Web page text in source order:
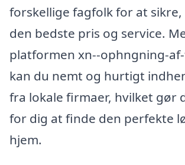
forskellige fagfolk for at
den bedste pris og service.
platformen xn--ophngning-
kan du nemt og hurtigt
fra lokale firmaer, hvilket gør
for dig at finde den perfekte
hjem.